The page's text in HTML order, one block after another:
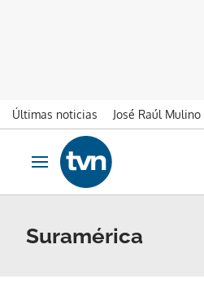
Últimas noticias José Raúl Mulino
Ir al contenido
Obrir navegació
Suramérica